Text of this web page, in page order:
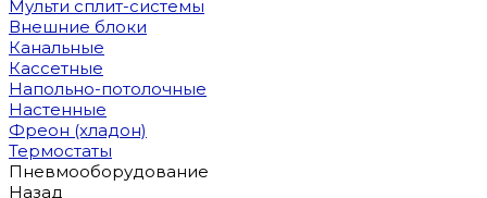
Мульти сплит-системы
Внешние блоки
Канальные
Кассетные
Напольно-потолочные
Настенные
Фреон (хладон)
Термостаты
Пневмооборудование
Назад